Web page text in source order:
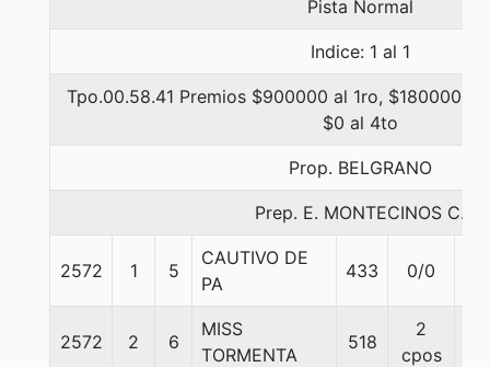
Pista Normal
Indice: 1 al 1
Tpo.00.58.41 Premios $900000 al 1ro, $180000
$0 al 4to
Prop. BELGRANO
Prep. E. MONTECINOS C.
2572 1 5
CAUTIVO DE
PA
433 0/0
2572 2 6
MISS
TORMENTA
518
2
cpos